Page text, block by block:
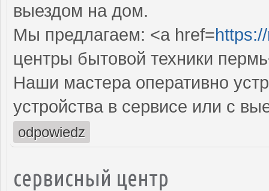
выездом на дом.
Мы предлагаем: <a href=
центры бытовой техники
Наши мастера оперативно
устройства в сервисе или с
odpowiedz
сервисный центр